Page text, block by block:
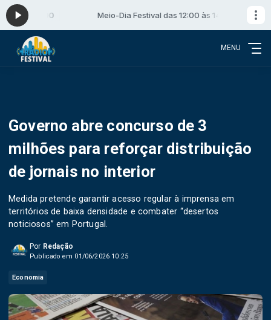
às 14:00 Meio-Dia Festival das 12:00 às 14:00
MENU
Governo abre concurso de 3
milhões para reforçar distribuição
de jornais no interior
Medida pretende garantir acesso regular à imprensa em
territórios de baixa densidade e combater “desertos
noticiosos” em Portugal.
Por Redação
Publicado em 01/06/2026 10:25
Economia